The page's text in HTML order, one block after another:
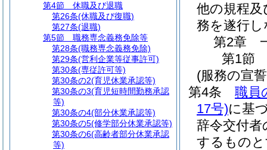
他の規程
務を遂行
第2章
第1節
(服務の宣
第4条
職員
17号)に基
辞令交付者
するもの
第4節
休職及び退職
第26条(休職及び復職)
第27条(退職)
第5節
職務専念義務免除等
第28条(職務専念義務免除)
第29条(営利企業等従事許可)
第30条(専従許可等)
第30条の2(育児休業承認等)
第30条の3(育児短時間勤務承認
等)
第30条の4(部分休業承認等)
第30条の5(修学部分休業承認等)
第30条の6(高齢者部分休業承認
等)